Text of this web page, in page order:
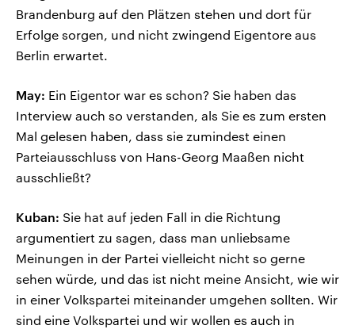
Brandenburg auf den Plätzen stehen und dort für
Erfolge sorgen, und nicht zwingend Eigentore aus
Berlin erwartet.
May: Ein Eigentor war es schon? Sie haben das
Interview auch so verstanden, als Sie es zum ersten
Mal gelesen haben, dass sie zumindest einen
Parteiausschluss von Hans-Georg Maaßen nicht
ausschließt?
Kuban: Sie hat auf jeden Fall in die Richtung
argumentiert zu sagen, dass man unliebsame
Meinungen in der Partei vielleicht nicht so gerne
sehen würde, und das ist nicht meine Ansicht, wie wir
in einer Volkspartei miteinander umgehen sollten. Wir
sind eine Volkspartei und wir wollen es auch in